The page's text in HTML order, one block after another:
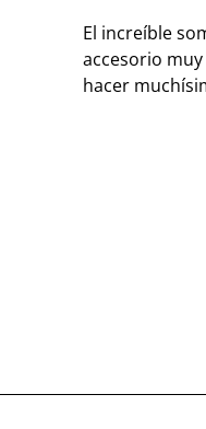
El increíble
accesorio
hacer